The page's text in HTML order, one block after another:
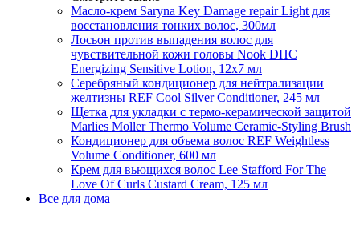
Масло-крем Saryna Key Damage repair Light для
восстановления тонких волос, 300мл
Лосьон против выпадения волос для
чувствительной кожи головы Nook DHC
Energizing Sensitive Lotion, 12х7 мл
Серебряный кондиционер для нейтрализации
желтизны REF Cool Silver Conditioner, 245 мл
Щетка для укладки с термо-керамической защитой
Marlies Moller Thermo Volume Ceramic-Styling Brush
Кондиционер для объема волос REF Weightless
Volume Conditioner, 600 мл
Крем для вьющихся волос Lee Stafford For The
Love Of Curls Custard Cream, 125 мл
Все для дома